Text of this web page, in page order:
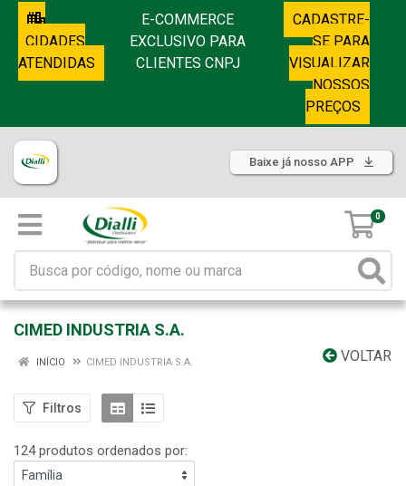
CIDADES
ATENDIDAS
E-COMMERCE
EXCLUSIVO PARA
CLIENTES CNPJ
CADASTRE-
SE PARA
VISUALIZAR
NOSSOS
PREÇOS
Baixe já nosso APP
0
CIMED INDUSTRIA S.A.
VOLTAR
INÍCIO CIMED INDUSTRIA S.A.
Filtros
124 produtos ordenados por: